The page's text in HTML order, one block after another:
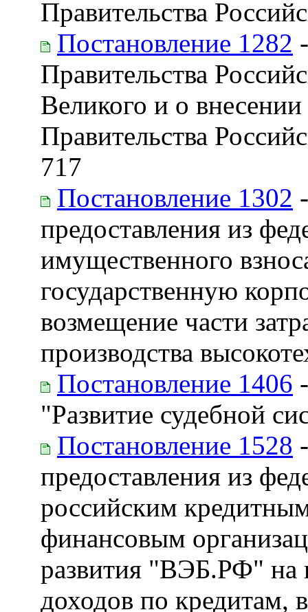
Правительства
Постановление 1282
Правительства
Великого и о
Правительства
717
Постановление 1302
предоставления из
имущественного
государственную
возмещение части
производства
Постановление 1406
"Развитие судебной
Постановление 1528
предоставления из
российским
финансовым
развития "ВЭБ.РФ" на
доходов по кредитам,